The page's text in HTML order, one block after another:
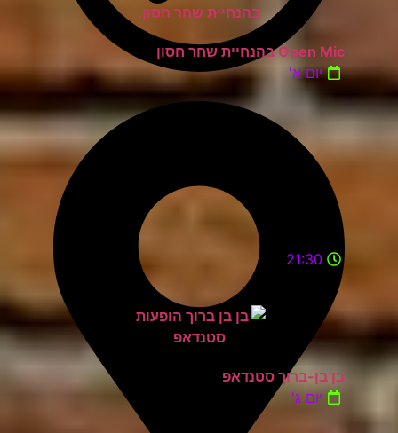
Open Mic בהנחיית שחר חסון
יום א'
21:30
בן בן-ברוך סטנדאפ
יום ג'